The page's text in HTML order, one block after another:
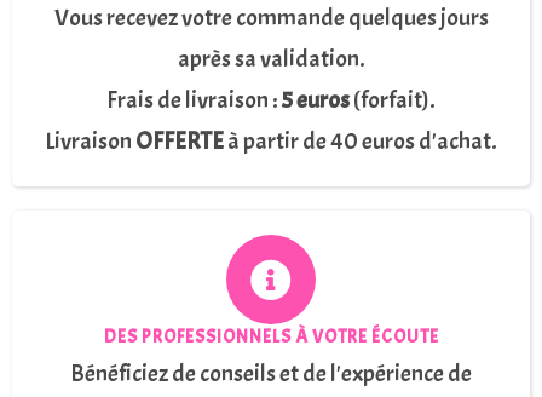
Vous recevez votre commande quelques jours
après sa validation.
Frais de livraison :5 euros(forfait).
Livraison OFFERTEà partir de 40 euros d'achat.
DES PROFESSIONNELS À VOTRE ÉCOUTE
Bénéficiez de conseils et de l'expérience de